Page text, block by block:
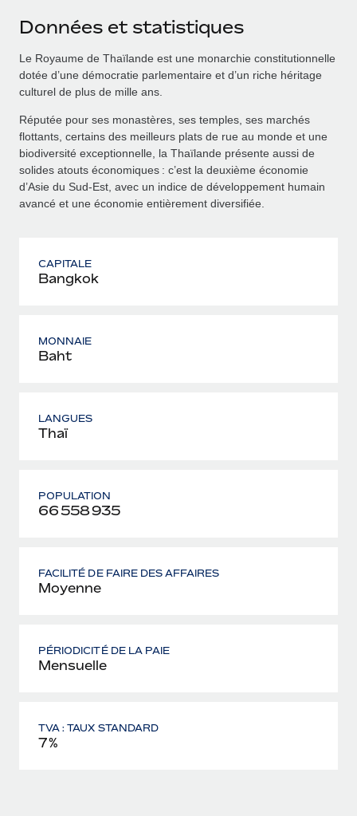
Données et statistiques
Le Royaume de Thaïlande est une monarchie constitutionnelle
dotée d’une démocratie parlementaire et d’un riche héritage
culturel de plus de mille ans.
Réputée pour ses monastères, ses temples, ses marchés
flottants, certains des meilleurs plats de rue au monde et une
biodiversité exceptionnelle, la Thaïlande présente aussi de
solides atouts économiques : c’est la deuxième économie
d’Asie du Sud‑Est, avec un indice de développement humain
avancé et une économie entièrement diversifiée.
CAPITALE
Bangkok
MONNAIE
Baht
LANGUES
Thaï
POPULATION
66 558 935
FACILITÉ DE FAIRE DES AFFAIRES
Moyenne
PÉRIODICITÉ DE LA PAIE
Mensuelle
TVA : TAUX STANDARD
7%